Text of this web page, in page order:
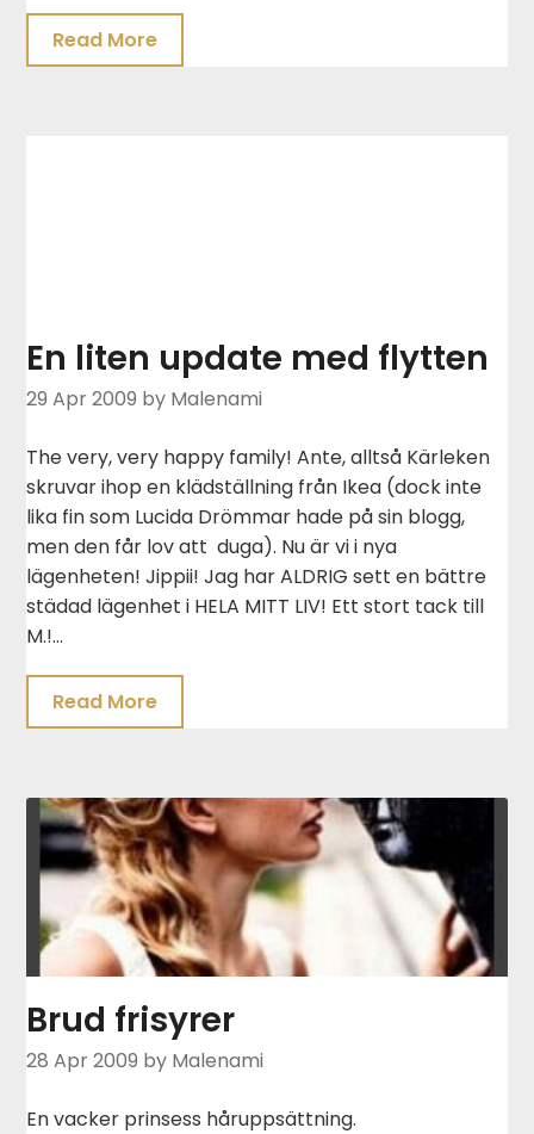
Read More
En liten update med flytten
29 Apr 2009 by Malenami
The very, very happy family! Ante, alltså Kärleken
skruvar ihop en klädställning från Ikea (dock inte
lika fin som Lucida Drömmar hade på sin blogg,
men den får lov att duga). Nu är vi i nya
lägenheten! Jippii! Jag har ALDRIG sett en bättre
städad lägenhet i HELA MITT LIV! Ett stort tack till
M.!…
Read More
Brud frisyrer
28 Apr 2009 by Malenami
En vacker prinsess håruppsättning.